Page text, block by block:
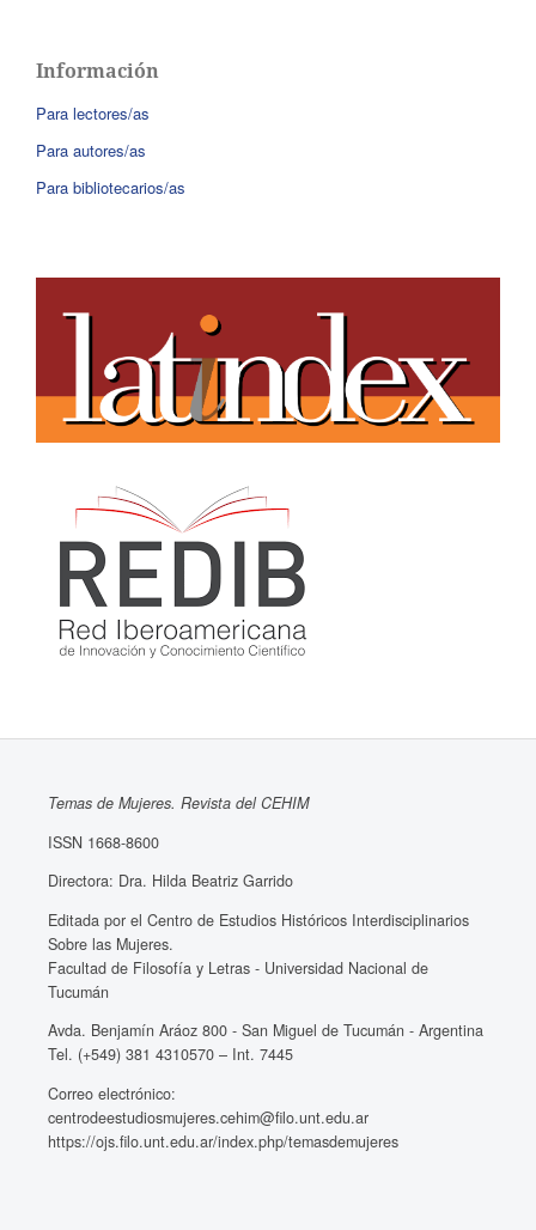
Información
Para lectores/as
Para autores/as
Para bibliotecarios/as
Temas de Mujeres. Revista del CEHIM
ISSN 1668-8600
Directora: Dra. Hilda Beatriz Garrido
Editada por el Centro de Estudios Históricos Interdisciplinarios
Sobre las Mujeres.
Facultad de Filosofía y Letras - Universidad Nacional de
Tucumán
Avda. Benjamín Aráoz 800 - San Miguel de Tucumán - Argentina
Tel. (+549) 381 4310570 – Int. 7445
Correo electrónico:
centrodeestudiosmujeres.cehim@filo.unt.edu.ar
https://ojs.filo.unt.edu.ar/index.php/temasdemujeres